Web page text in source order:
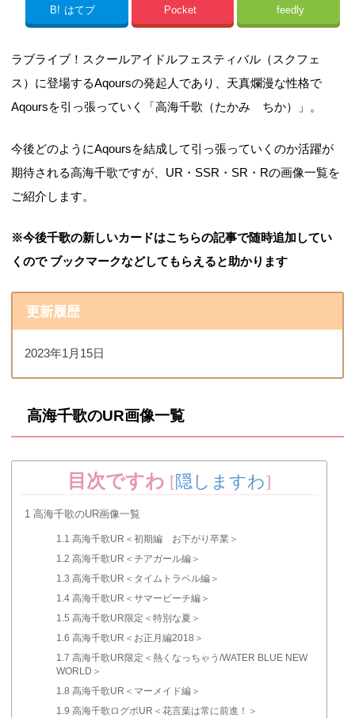
B! はてブ Pocket feedly
ラブライブ！スクールアイドルフェスティバル（スクフェ
ス）に登場するAqoursの発起人であり、天真爛漫な性格で
Aqoursを引っ張っていく「高海千歌（たかみ ちか）」。
今後どのようにAqoursを結成して引っ張っていくのか活躍が
期待される高海千歌ですが、UR・SSR・SR・Rの画像一覧を
ご紹介します。
※今後千歌の新しいカードはこちらの記事で随時追加してい
くので ブックマークなどしてもらえると助かります
更新履歴
2023年1月15日
高海千歌のUR画像一覧
目次ですわ [隠しますわ]
1 高海千歌のUR画像一覧
1.1 高海千歌UR＜初期編 お下がり卒業＞
1.2 高海千歌UR＜チアガール編＞
1.3 高海千歌UR＜タイムトラベル編＞
1.4高海千歌UR＜サマービーチ編＞
1.5 高海千歌UR限定＜特別な夏＞
1.6 高海千歌UR＜お正月編2018＞
1.7 高海千歌UR限定＜熱くなっちゃう/WATER BLUE NEW
WORLD＞
1.8 高海千歌UR＜マーメイド編＞
1.9 高海千歌ログボUR＜花言葉は常に前進！＞